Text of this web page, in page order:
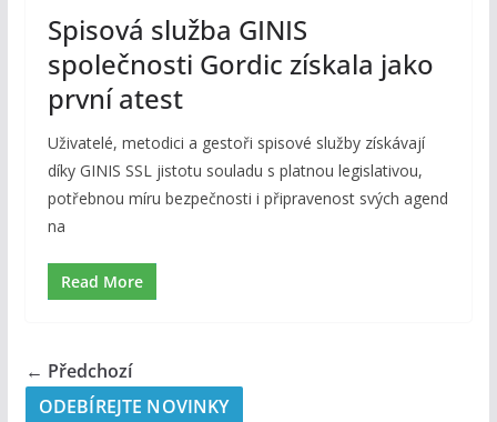
Spisová služba GINIS
společnosti Gordic získala jako
první atest
Uživatelé, metodici a gestoři spisové služby získávají
díky GINIS SSL jistotu souladu s platnou legislativou,
potřebnou míru bezpečnosti i připravenost svých agend
na
Read More
← Předchozí
ODEBÍREJTE NOVINKY